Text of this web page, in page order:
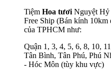
Tiệm Hoa tươi Nguyệt Hỷ
Free Ship (Bán kính 10km
của TPHCM như:
Quận 1, 3, 4, 5, 6, 8, 10,
Tân Bình, Tân Phú, Phú
- Hóc Môn (tùy khu vực)